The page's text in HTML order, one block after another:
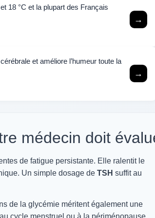
18 °C et la plupart des Français
→
et améliore l’humeur toute la
→
médecin doit
de fatigue persistante. Elle ralentit le
Un simple dosage de TSH suffit au
de la glycémie méritent également une